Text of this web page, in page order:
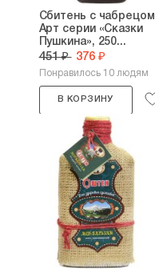
Сбитень с чабрецом
Арт серии «Сказки
Пушкина», 250...
451 ₽ 376 ₽
Понравилось 10 людям
В КОРЗИНУ